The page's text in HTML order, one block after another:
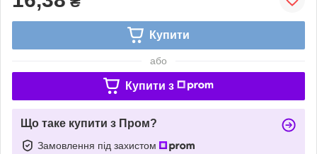
Купити
або
Купити з
Що таке купити з Пром?
Замовлення під захистом